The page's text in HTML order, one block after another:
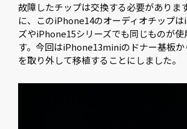
故障したチップは交換する必要がありま
に、このiPhone14のオーディオチップ
ズやiPhone15シリーズでも同じものが使
す。今回はiPhone13miniのドナー基板
を取り外して移植することにしました。